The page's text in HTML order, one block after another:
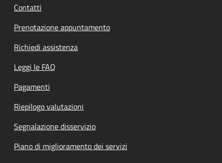
Contatti
Prenotazione appuntamento
Richiedi assistenza
Leggi le FAQ
Pagamenti
Riepilogo valutazioni
Segnalazione disservizio
Piano di miglioramento dei servizi